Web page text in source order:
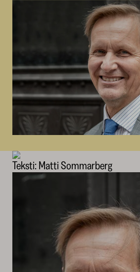
Teksti: Matti Sommarberg